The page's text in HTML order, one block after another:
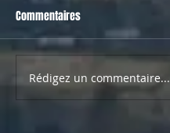
Commentaires
Rédigez un commentaire...